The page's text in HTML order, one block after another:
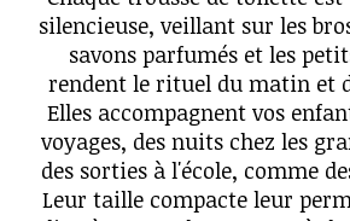
silencieuse, veillant sur les
savons parfumés et les
rendent le rituel du matin et
Elles accompagnent vos
voyages, des nuits chez les
des sorties à l'école, comme
Leur taille compacte leur